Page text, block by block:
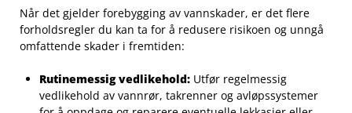
Når‌ det gjelder⁤ forebygging av vannskader, ​er det flere
forholdsregler du kan ta ‍for å⁤ redusere risikoen og unngå
omfattende skader i fremtiden:
Rutinemessig vedlikehold: Utfør regelmessig⁤
vedlikehold av vannrør, takrenner‍ og avløpssystemer​